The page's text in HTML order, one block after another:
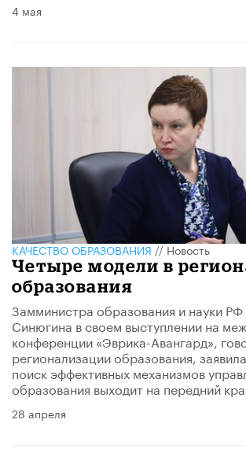
4 мая
КАЧЕСТВО ОБРАЗОВАНИЯ//Новость
Четыре модели в
образования
Замминистра образования и науки РФ
Синюгина в своем выступлении на
конференции «Эврика-Авангард»,
регионализации образования,
поиск эффективных механизмов
образования выходит на передний
28 апреля